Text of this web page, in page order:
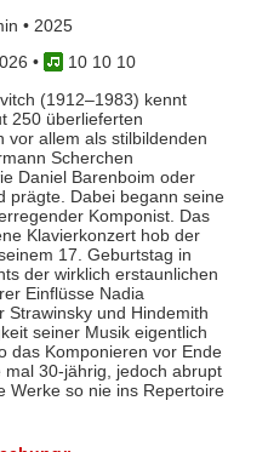
• 2025
•
10 10 10
(1912–1983) kennt
250 überlieferten
vor allem als stilbildenden
Scherchen
Daniel Barenboim oder
prägte. Dabei begann seine
Komponist. Das
Klavierkonzert hob der
17. Geburtstag in
der wirklich erstaunlichen
Einflüsse Nadia
Strawinsky und Hindemith
seiner Musik eigentlich
das Komponieren vor Ende
30-jährig, jedoch abrupt
Werke so nie ins Repertoire